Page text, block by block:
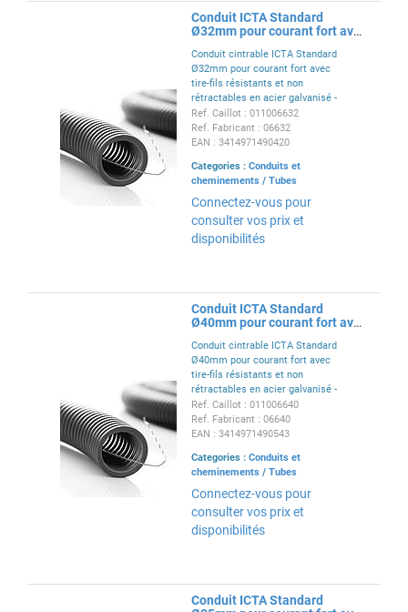
Conduit ICTA Standard
Ø32mm pour courant fort avec
Conduit cintrable ICTA Standard
Ø32mm pour courant fort avec
tire-fils résistants et non
rétractables en acier galvanisé -
conduit seul IP68 - conduit +
manchon IP44 - gris RAL7024 -
conforme EN 61386-22
Ref. Caillot : 011006632
Ref. Fabricant : 06632
EAN : 3414971490420
Categories : Conduits et
cheminements / Tubes
Connectez-vous pour
consulter vos prix et
disponibilités
Conduit ICTA Standard
Ø40mm pour courant fort avec
Conduit cintrable ICTA Standard
Ø40mm pour courant fort avec
tire-fils résistants et non
rétractables en acier galvanisé -
conduit seul IP68 - conduit +
manchon IP44 - gris RAL7024 -
conforme EN 61386-22
Ref. Caillot : 011006640
Ref. Fabricant : 06640
EAN : 3414971490543
Categories : Conduits et
cheminements / Tubes
Connectez-vous pour
consulter vos prix et
disponibilités
Conduit ICTA Standard